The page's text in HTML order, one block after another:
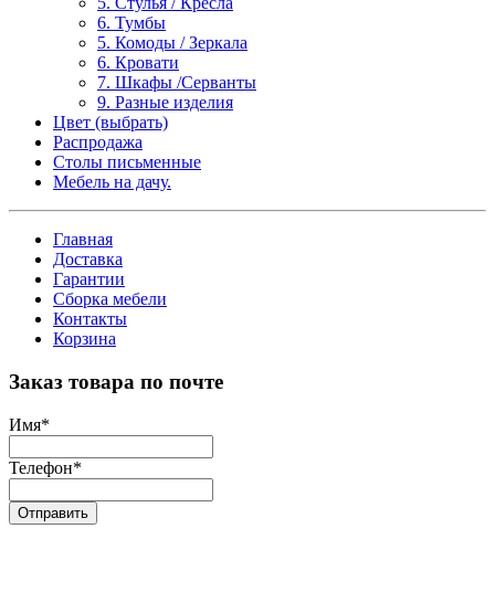
6. Тумбы
5. Комоды / Зеркала
6. Кровати
7. Шкафы /Серванты
9. Разные изделия
Цвет (выбрать)
Распродажа
Столы письменные
Мебель на дачу.
Главная
Доставка
Гарантии
Сборка мебели
Контакты
Корзина
Заказ товара по почте
Имя*
Телефон*
Отправить